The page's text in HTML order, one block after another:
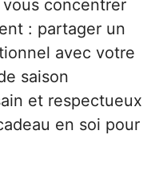
concentrer
: partager un
avec votre
saison
et respectueux
en soi pour